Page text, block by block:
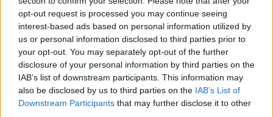
opt-out request is processed you may continue seeing
interest-based ads based on personal information utilized by
us or personal information disclosed to third parties prior to
your opt-out. You may separately opt-out of the further
disclosure of your personal information by third parties on the
IAB’s list of downstream participants. This information may
also be disclosed by us to third parties on the IAB’s List of
Downstream Participants that may further disclose it to other
«Ο "δράκος" του Αμαρουσίου είναι ο
δολοφόνος της Αγραφιώτου αλλά πρέπει
να αποδειχθεί...»